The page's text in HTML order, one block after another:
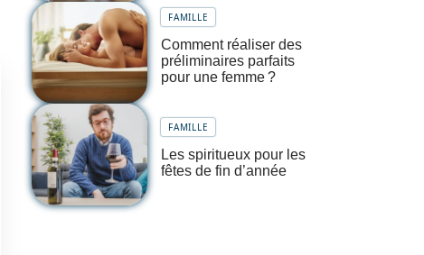
FAMILLE
Comment réaliser des
préliminaires parfaits
pour une femme ?
FAMILLE
Les spiritueux pour les
fêtes de fin d’année